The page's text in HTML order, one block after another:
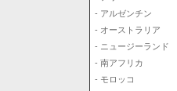
- アルゼンチン
- オーストラリア
- ニュージーランド
- 南アフリカ
- モロッコ